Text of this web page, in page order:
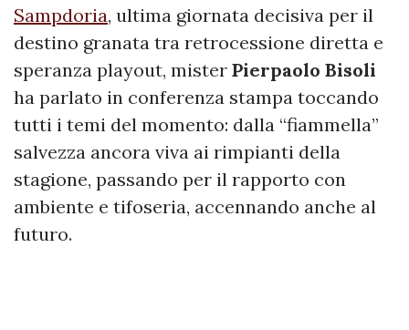
Sampdoria, ultima giornata decisiva per il
destino granata tra retrocessione diretta e
speranza playout, mister Pierpaolo Bisoli
ha parlato in conferenza stampa toccando
tutti i temi del momento: dalla “fiammella”
salvezza ancora viva ai rimpianti della
stagione, passando per il rapporto con
ambiente e tifoseria, accennando anche al
futuro.